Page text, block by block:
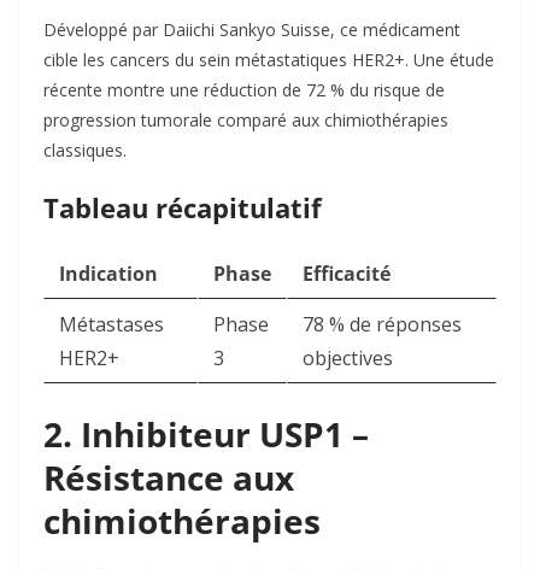
Développé par Daiichi Sankyo Suisse, ce médicament
cible les cancers du sein métastatiques HER2+. Une étude
récente montre une réduction de 72 % du risque de
progression tumorale comparé aux chimiothérapies
classiques.
Tableau récapitulatif
Indication Phase
Efficacité
Métastases
HER2+
Phase
3
78 % de réponses
objectives
2. Inhibiteur USP1 –
Résistance aux
chimiothérapies